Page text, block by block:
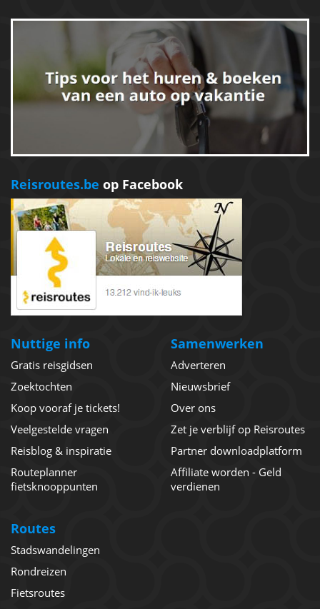
Reisroutes.be op Facebook
Nuttige info
Gratis reisgidsen
Zoektochten
Koop vooraf je tickets!
Veelgestelde vragen
Reisblog & inspiratie
Routeplanner
fietsknooppunten
Samenwerken
Adverteren
Nieuwsbrief
Over ons
Zet je verblijf op Reisroutes
Partner downloadplatform
Affiliate worden - Geld
verdienen
Routes
Stadswandelingen
Rondreizen
Fietsroutes